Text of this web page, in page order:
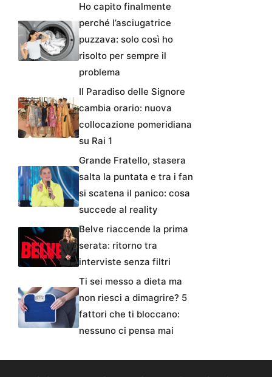
Ho capito finalmente
perché l’asciugatrice
puzzava: solo così ho
risolto per sempre il
problema
Il Paradiso delle Signore
cambia orario: nuova
collocazione pomeridiana
su Rai 1
Grande Fratello, stasera
salta la puntata e tra i fan
si scatena il panico: cosa
succede al reality
Belve riaccende la prima
serata: ritorno tra
interviste senza filtri
Ti sei messo a dieta ma
non riesci a dimagrire? 5
fattori che ti bloccano:
nessuno ci pensa mai